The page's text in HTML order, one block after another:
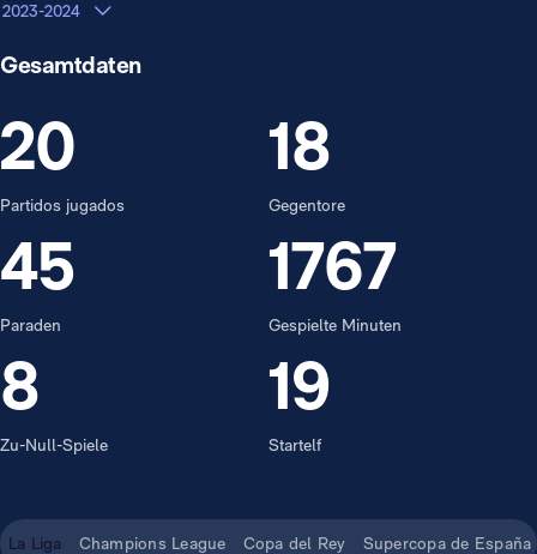
2023-2024
Gesamtdaten
20
Partidos jugados
18
Gegentore
45
Paraden
1767
Gespielte Minuten
8
Zu-Null-Spiele
19
Startelf
La Liga Champions League Copa del Rey Supercopa de España